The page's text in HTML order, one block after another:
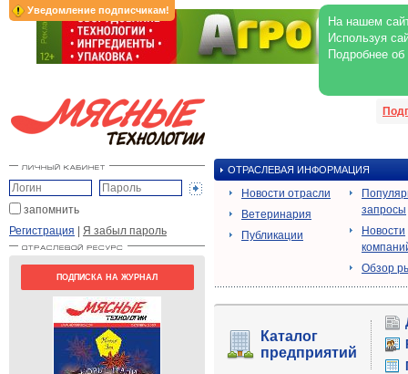
Уведомление подписчикам!
На нашем
Используя
Подробнее
запомнить
Регистрация | Я забыл пароль
ПОДПИСКА НА ЖУРНАЛ
ОТРАСЛЕВАЯ ИНФОРМАЦИЯ
Новости отрасли
Ветеринария
Публикации
запросы
Новости
Обзор
Каталог
предприятий